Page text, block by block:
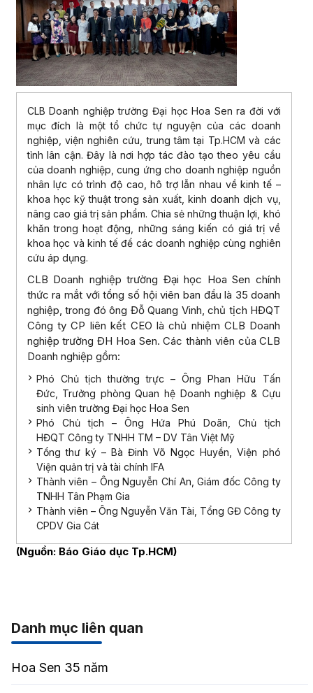
CLB Doanh nghiệp trường Đại học Hoa Sen ra đời với
mục đích là một tổ chức tự nguyện của các doanh
nghiệp, viện nghiên cứu, trung tâm tại Tp.HCM và các
tỉnh lân cận. Đây là nơi hợp tác đào tạo theo yêu cầu
của doanh nghiệp, cung ứng cho doanh nghiệp nguồn
nhân lực có trình độ cao, hô trợ lẫn nhau về kinh tế –
khoa học kỹ thuật trong sản xuất, kinh doanh dịch vụ,
nâng cao giá trị sản phẩm. Chia sẻ những thuận lợi, khó
khăn trong hoạt động, những sáng kiến có giá trị về
khoa học và kinh tế để các doanh nghiệp cùng nghiên
cứu áp dụng.
CLB Doanh nghiệp trường Đại học Hoa Sen chính
thức ra mắt với tổng số hội viên ban đầu là 35 doanh
nghiệp, trong đó ông Đỗ Quang Vinh, chủ tịch HĐQT
Công ty CP liên kết CEO là chủ nhiệm CLB Doanh
nghiệp trường ĐH Hoa Sen. Các thành viên của CLB
Doanh nghiệp gồm:
Phó Chủ tịch thường trực – Ông Phan Hữu Tấn
Đức, Trưởng phòng Quan hệ Doanh nghiệp & Cựu
sinh viên trường Đại học Hoa Sen
Phó Chủ tịch – Ông Hứa Phú Doãn, Chủ tịch
HĐQT Công ty TNHH TM – DV Tân Việt Mỹ
Tổng thư ký – Bà Đinh Võ Ngọc Huyền, Viện phó
Viện quản trị và tài chính IFA
Thành viên – Ông Nguyễn Chí An, Giám đốc Công ty
TNHH Tân Phạm Gia
Thành viên – Ông Nguyễn Văn Tài, Tổng GĐ Công ty
CPDV Gia Cát
(Nguồn: Báo Giáo dục Tp.HCM)
Danh mục liên quan
Hoa Sen 35 năm